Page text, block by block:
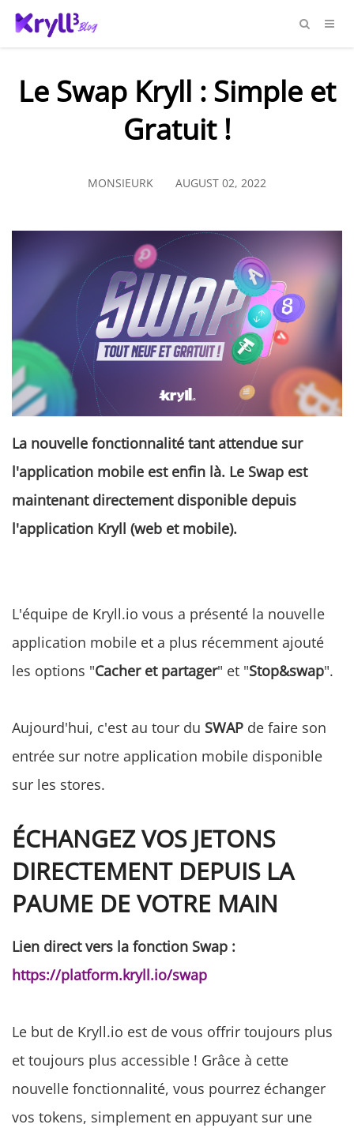
Le Swap Kryll : Simple et
Gratuit !
MONSIEURK AUGUST 02, 2022
La nouvelle fonctionnalité tant attendue sur
l'application mobile est enfin là. Le Swap est
maintenant directement disponible depuis
l'application Kryll (web et mobile).
L'équipe de Kryll.io vous a présenté la nouvelle
application mobile et a plus récemment ajouté
les options "Cacher et partager" et "Stop&swap".
Aujourd'hui, c'est au tour du SWAP de faire son
entrée sur notre application mobile disponible
sur les stores.
ÉCHANGEZ VOS JETONS
DIRECTEMENT DEPUIS LA
PAUME DE VOTRE MAIN
Lien direct vers la fonction Swap :
https://platform.kryll.io/swap
Le but de Kryll.io est de vous offrir toujours plus
et toujours plus accessible ! Grâce à cette
nouvelle fonctionnalité, vous pourrez échanger
vos tokens, simplement en appuyant sur une